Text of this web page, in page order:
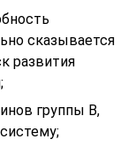
сказывается
развития
группы B,